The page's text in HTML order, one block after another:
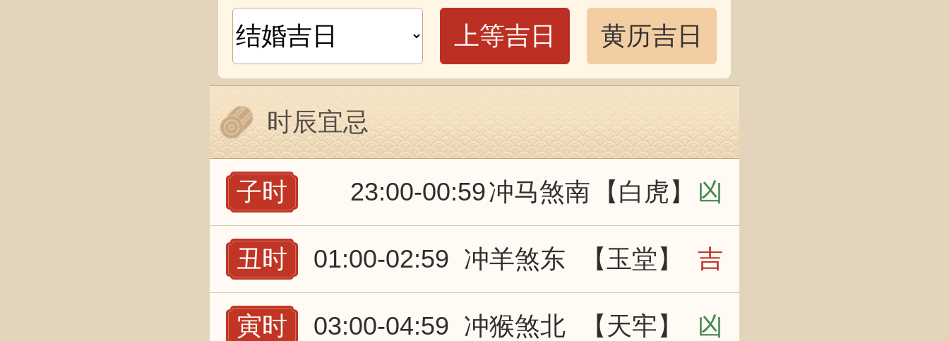
上等吉日
黄历吉日
时辰宜忌
子时 23:00-00:59冲马煞南 【白虎】 凶
丑时 01:00-02:59 冲羊煞东 【玉堂】 吉
寅时 03:00-04:59 冲猴煞北 【天牢】 凶